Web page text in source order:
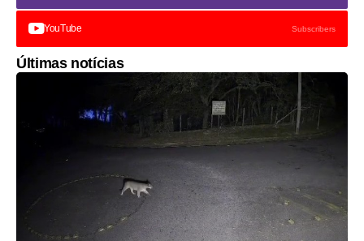
YouTube Subscribers
Últimas notícias